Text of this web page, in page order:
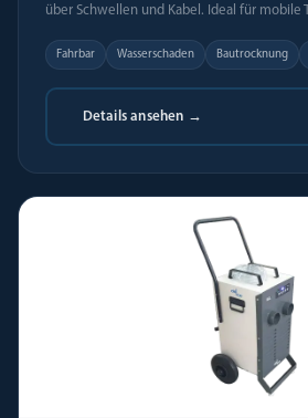
über Schwellen und Kabel. Ideal für mobile
Fahrbar Wasserschaden Bautrocknung
Details ansehen →